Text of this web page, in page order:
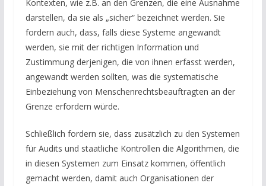
Kontexten, wie z.B. an den Grenzen, die eine Ausnahme
darstellen, da sie als „sicher“ bezeichnet werden. Sie
fordern auch, dass, falls diese Systeme angewandt
werden, sie mit der richtigen Information und
Zustimmung derjenigen, die von ihnen erfasst werden,
angewandt werden sollten, was die systematische
Einbeziehung von Menschenrechtsbeauftragten an der
Grenze erfordern würde.
Schließlich fordern sie, dass zusätzlich zu den Systemen
für Audits und staatliche Kontrollen die Algorithmen, die
in diesen Systemen zum Einsatz kommen, öffentlich
gemacht werden, damit auch Organisationen der